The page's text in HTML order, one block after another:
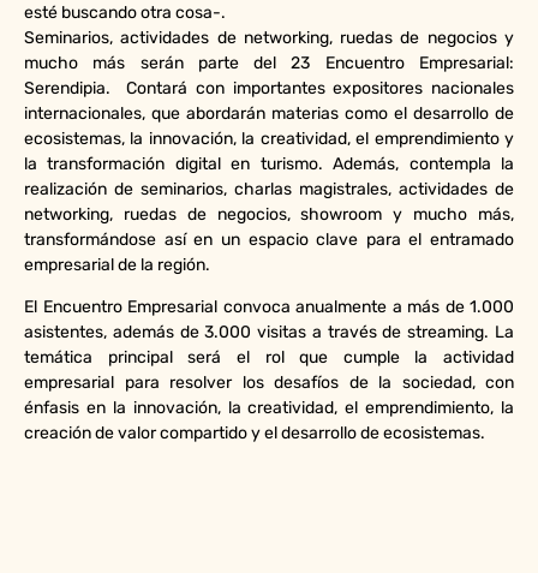
esté buscando otra cosa-.
Seminarios, actividades de networking, ruedas de negocios y
mucho más serán parte del 23 Encuentro Empresarial:
Serendipia. Contará con importantes expositores nacionales
internacionales, que abordarán materias como el desarrollo de
ecosistemas, la innovación, la creatividad, el emprendimiento y
la transformación digital en turismo. Además, contempla la
realización de seminarios, charlas magistrales, actividades de
networking, ruedas de negocios, showroom y mucho más,
transformándose así en un espacio clave para el entramado
empresarial de la región.
El Encuentro Empresarial convoca anualmente a más de 1.000
asistentes, además de 3.000 visitas a través de streaming. La
temática principal será el rol que cumple la actividad
empresarial para resolver los desafíos de la sociedad, con
énfasis en la innovación, la creatividad, el emprendimiento, la
creación de valor compartido y el desarrollo de ecosistemas.